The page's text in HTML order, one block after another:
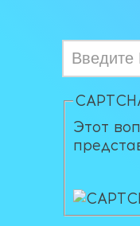
Этот